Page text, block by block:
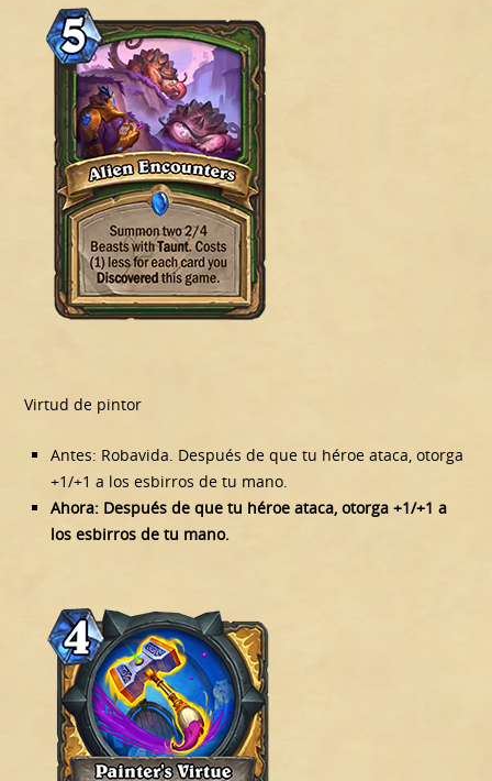
Virtud de pintor
Antes: Robavida. Después de que tu héroe ataca, otorga
+1/+1 a los esbirros de tu mano.
Ahora: Después de que tu héroe ataca, otorga +1/+1 a
los esbirros de tu mano.